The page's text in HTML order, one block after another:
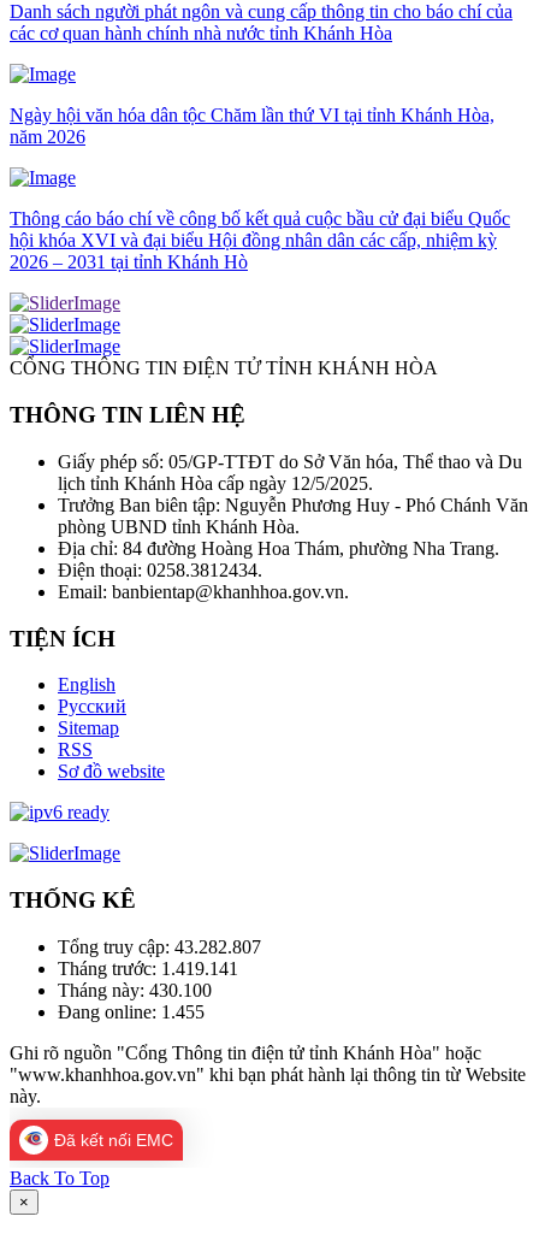
Danh sách người phát ngôn và cung cấp thông tin cho báo chí của
các cơ quan hành chính nhà nước tỉnh Khánh Hòa
Ngày hội văn hóa dân tộc Chăm lần thứ VI tại tỉnh Khánh Hòa,
năm 2026
Thông cáo báo chí về công bố kết quả cuộc bầu cử đại biểu Quốc
hội khóa XVI và đại biểu Hội đồng nhân dân các cấp, nhiệm kỳ
2026 – 2031 tại tỉnh Khánh Hò
CỔNG THÔNG TIN ĐIỆN TỬ TỈNH KHÁNH HÒA
THÔNG TIN LIÊN HỆ
Giấy phép số: 05/GP-TTĐT do Sở Văn hóa, Thể thao và Du
lịch tỉnh Khánh Hòa cấp ngày 12/5/2025.
Trưởng Ban biên tập: Nguyễn Phương Huy - Phó Chánh Văn
phòng UBND tỉnh Khánh Hòa.
Địa chỉ: 84 đường Hoàng Hoa Thám, phường Nha Trang.
Điện thoại: 0258.3812434.
Email: banbientap@khanhhoa.gov.vn.
TIỆN ÍCH
English
Русский
Sitemap
RSS
Sơ đồ website
THỐNG KÊ
Tổng truy cập: 43.282.807
Tháng trước: 1.419.141
Tháng này: 430.100
Đang online: 1.455
Ghi rõ nguồn "Cổng Thông tin điện tử tỉnh Khánh Hòa" hoặc
"www.khanhhoa.gov.vn" khi bạn phát hành lại thông tin từ Website
này.
Đã kết nối EMC
Back To Top
×